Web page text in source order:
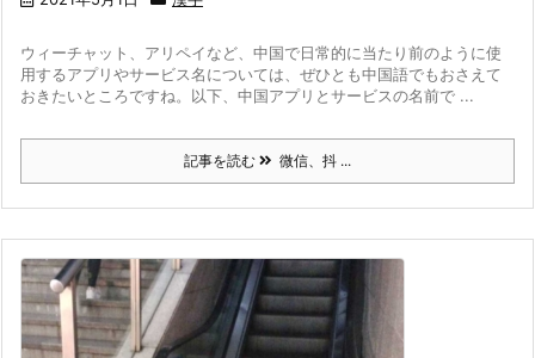
ウィーチャット、アリペイなど、中国で日常的に当たり前のように使
用するアプリやサービス名については、ぜひとも中国語でもおさえて
おきたいところですね。 以下、中国アプリとサービスの名前で ...
記事を読む 微信、抖 ...